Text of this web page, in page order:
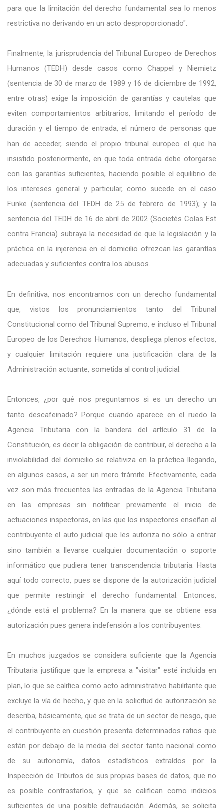
para que la limitación del derecho fundamental sea lo menos
restrictiva no derivando en un acto desproporcionado".
Finalmente, la jurisprudencia del Tribunal Europeo de Derechos
Humanos (TEDH) desde casos como Chappel y Niemietz
(sentencia de 30 de marzo de 1989 y 16 de diciembre de 1992,
entre otras) exige la imposición de garantías y cautelas que
eviten comportamientos arbitrarios, limitando el período de
duración y el tiempo de entrada, el número de personas que
han de acceder, siendo el propio tribunal europeo el que ha
insistido posteriormente, en que toda entrada debe otorgarse
con las garantías suficientes, haciendo posible el equilibrio de
los intereses general y particular, como sucede en el caso
Funke (sentencia del TEDH de 25 de febrero de 1993); y la
sentencia del TEDH de 16 de abril de 2002 (Societés Colas Est
contra Francia) subraya la necesidad de que la legislación y la
práctica en la injerencia en el domicilio ofrezcan las garantías
adecuadas y suficientes contra los abusos.
En definitiva, nos encontramos con un derecho fundamental
que, vistos los pronunciamientos tanto del Tribunal
Constitucional como del Tribunal Supremo, e incluso el Tribunal
Europeo de los Derechos Humanos, despliega plenos efectos,
y cualquier limitación requiere una justificación clara de la
Administración actuante, sometida al control judicial.
Entonces, ¿por qué nos preguntamos si es un derecho un
tanto descafeinado? Porque cuando aparece en el ruedo la
Agencia Tributaria con la bandera del artículo 31 de la
Constitución, es decir la obligación de contribuir, el derecho a la
inviolabilidad del domicilio se relativiza en la práctica llegando,
en algunos casos, a ser un mero trámite. Efectivamente, cada
vez son más frecuentes las entradas de la Agencia Tributaria
en las empresas sin notificar previamente el inicio de
actuaciones inspectoras, en las que los inspectores enseñan al
contribuyente el auto judicial que les autoriza no sólo a entrar
sino también a llevarse cualquier documentación o soporte
informático que pudiera tener transcendencia tributaria. Hasta
aquí todo correcto, pues se dispone de la autorización judicial
que permite restringir el derecho fundamental. Entonces,
¿dónde está el problema? En la manera que se obtiene esa
autorización pues genera indefensión a los contribuyentes.
En muchos juzgados se considera suficiente que la Agencia
Tributaria justifique que la empresa a "visitar" esté incluida en
plan, lo que se califica como acto administrativo habilitante que
excluye la vía de hecho, y que en la solicitud de autorización se
describa, básicamente, que se trata de un sector de riesgo, que
el contribuyente en cuestión presenta determinados ratios que
están por debajo de la media del sector tanto nacional como
de su autonomía, datos estadísticos extraídos por la
Inspección de Tributos de sus propias bases de datos, que no
es posible contrastarlos, y que se califican como indicios
suficientes de una posible defraudación. Además, se solicita